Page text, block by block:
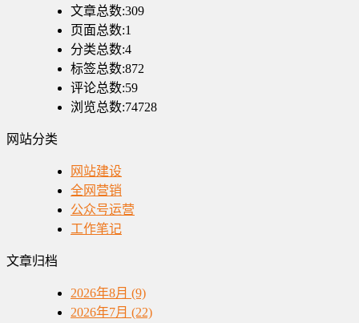
文章总数:309
页面总数:1
分类总数:4
标签总数:872
评论总数:59
浏览总数:74728
网站分类
网站建设
全网营销
公众号运营
工作笔记
文章归档
2026年8月 (9)
2026年7月 (22)